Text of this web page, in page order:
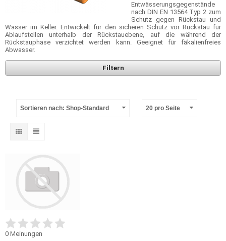
Entwässerungsgegenstände
nach DIN EN 13564 Typ 2 zum
Schutz gegen Rückstau und
Wasser im Keller. Entwickelt für den sicheren Schutz vor Rückstau für
Ablaufstellen unterhalb der Rückstauebene, auf die während der
Rückstauphase verzichtet werden kann. Geeignet für fäkalienfreies
Abwasser.
Filtern
Sortieren nach: Shop-Standard 20 pro Seite
0 Meinungen